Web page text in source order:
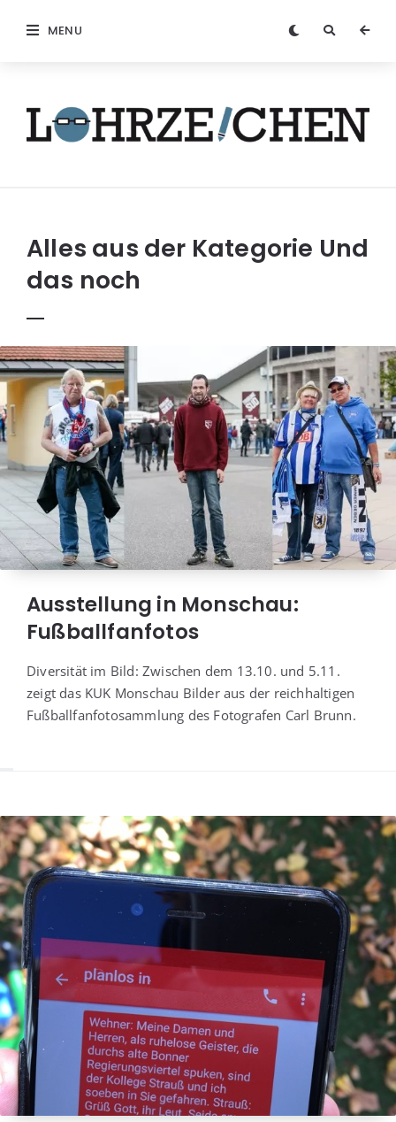
MENU
Alles aus der Kategorie Und
das noch
Ausstellung in Monschau:
Fußballfanfotos
Diver­si­tät im Bild: Zwi­schen dem 13.10. und 5.11.
zeigt das KUK Mon­schau Bil­der aus der reich­hal­ti­gen
Fuß­ball­fan­fo­to­samm­lung des Foto­gra­fen Carl Brunn.